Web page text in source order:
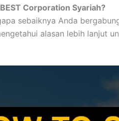
Corporation Syariah?
sebaiknya Anda
alasan lebih lanjut